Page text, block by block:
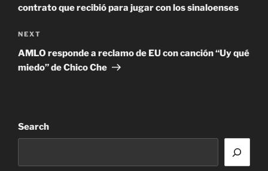
contrato que recibió para jugar con los sinaloenses
Next
Post
NEXT
AMLO responde a reclamo de EU con canción “Uy qué
miedo” de Chico Che
Search